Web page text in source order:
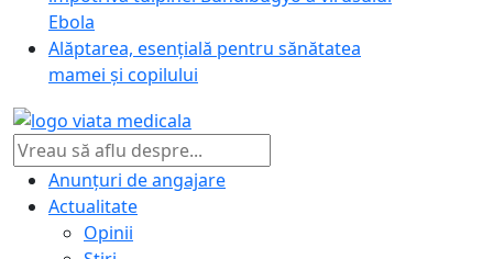
Ebola
Alăptarea, esențială pentru sănătatea
mamei și copilului
Anunțuri de angajare
Actualitate
Opinii